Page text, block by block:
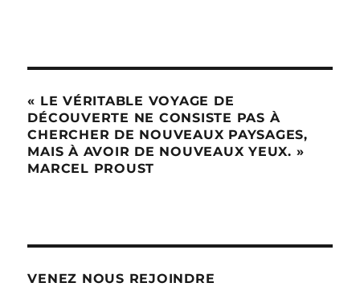
« LE VÉRITABLE VOYAGE DE
DÉCOUVERTE NE CONSISTE PAS À
CHERCHER DE NOUVEAUX PAYSAGES,
MAIS À AVOIR DE NOUVEAUX YEUX. »
MARCEL PROUST
VENEZ NOUS REJOINDRE